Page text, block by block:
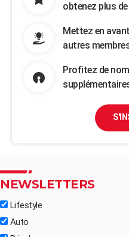
obtenez plus
Mettez en
autres
Profitez de
NEWSLETTERS
Lifestyle
Auto